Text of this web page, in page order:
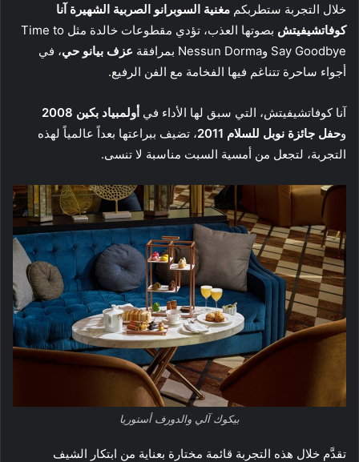
خلال التجربة ستطربكم مغنية السوبرانو الصربية الشهيرة آنا
كوفاتشيفيتش
بصوتها العذب، تؤدي مقطوعات خالدة مثل Time to
Say Goodbye وNessun Dorma بمرافقة
عزف بيانو حي، في
أجواء ساحرة تتناغم فيها الفخامة مع الفن الرفيع.
آنا كوفاتشيفيتش، التي سبق لها الأداء في أولمبياد بكين 2008
وحفل جائزة نوبل للسلام 2011
، تضيف ببراعتها بعداً عالمياً لهذه
التجربة، لتجعل من أمسية السبت مناسبة لا تنسى.
بيكوك آلي والدورف أستوريا
تقدَّم خلال هذه التجربة قائمة مختارة بعناية من ابتكار الشيف